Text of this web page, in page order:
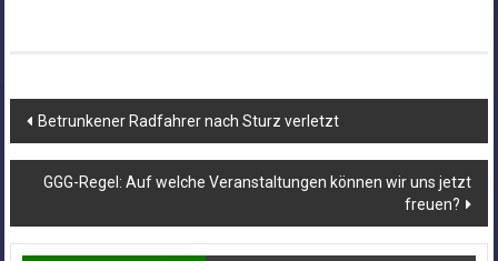
Beitragsnavigation
Betrunkener Radfahrer nach Sturz verletzt
GGG-Regel: Auf welche Veranstaltungen können wir uns jetzt
freuen?